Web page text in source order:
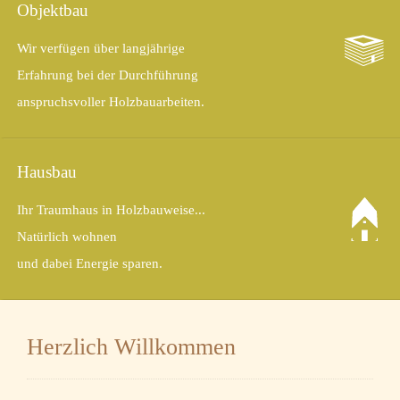
Objektbau
Wir verfügen über langjährige
Erfahrung bei der Durchführung
anspruchsvoller Holzbauarbeiten.
Hausbau
Ihr Traumhaus in Holzbauweise...
Natürlich wohnen
und dabei Energie sparen.
Herzlich Willkommen